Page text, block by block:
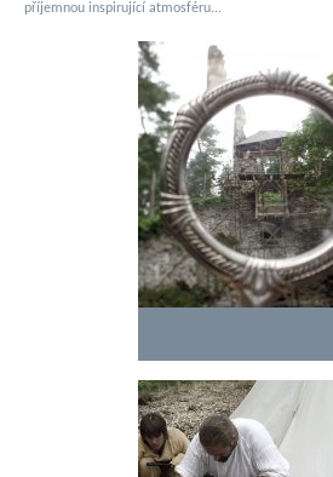
příjemnou inspirující atmosféru...